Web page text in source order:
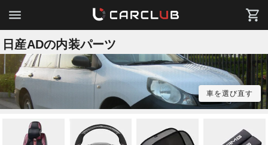
日産ADの内装パーツ
車を選び直す